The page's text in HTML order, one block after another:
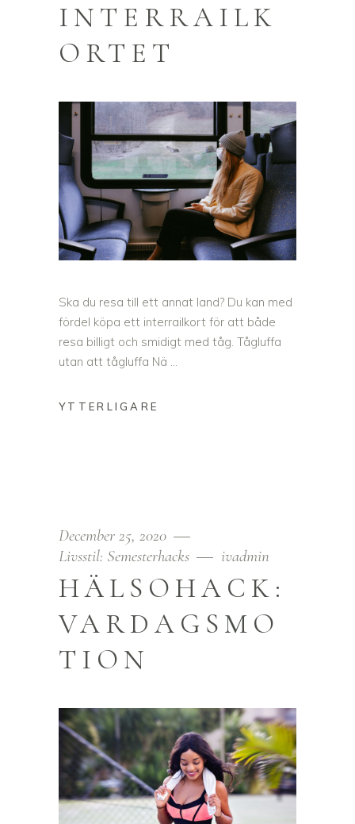
INTERRAILK
ORTET
Ska du resa till ett annat land? Du kan med
fördel köpa ett interrailkort för att både
resa billigt och smidigt med tåg. Tågluffa
utan att tågluffa Nä
December 25, 2020
Livsstil: Semesterhacks
ivadmin
HÄLSOHACK:
VARDAGSMO
TION